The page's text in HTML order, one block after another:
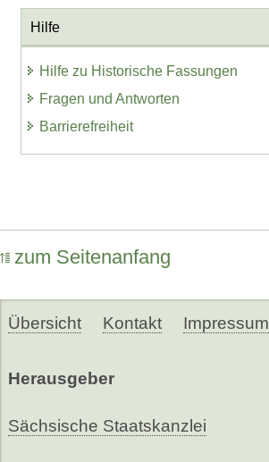
Hilfe
Hilfe zu Historische Fassungen
Fragen und Antworten
Barrierefreiheit
zum Seitenanfang
Übersicht Kontakt Impressum
Herausgeber
Sächsische Staatskanzlei